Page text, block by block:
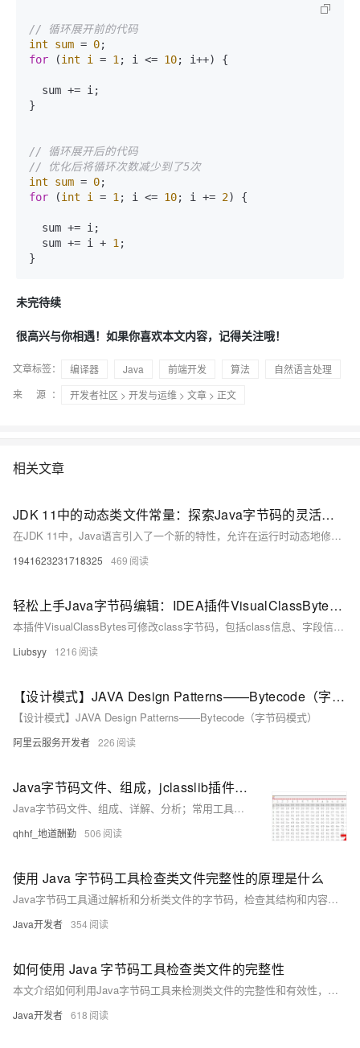
// 循环展开前的代码
int
sum = 0
for (int i = 1 ; i <= 10; i++) {
}
// 循环展开后的代码
// 优化后将循环次数减少到了5次
int
sum = 0
for (int i = 1 ; i <= 10; i += 2) {
  sum += i +
1 ;
未完待续
很高兴与你相遇！如果你喜欢本文内容，记得关注哦！
文章标签： 编译器 Java 前端开发 算法
自然语言处理
来 源：
开发者社区 > 开发与运维 > 文章 > 正文
相关文章
JDK 11中的动态类文件常量：探索Java字节码的灵活性与动态性
在JDK 11中，Java语言引入了一个新的特性，允许在运行时动态地修改类文件常量。这一特性为Java开发者提供了更大的灵活性，使他们能够根据需要在运行时更改类文件中的常量值。本文将深入探讨动态类文件常量的工作原理、优点、限制以及在实际项目中的应用。
1941623231718325 469
轻松上手Java字节码编辑：IDEA插件VisualClassBytes全方位解析
本插件VisualClassBytes可修改class字节码，包括class信息、字段信息、内部类，常量池和方法等。
Liubsyy 1216
【设计模式】JAVA Design Patterns——Bytecode（字节码模式）
【设计模式】JAVA Design Patterns——Bytecode（字节码模式）
阿里云服务开发者 226
Java字节码文件、组成，jclasslib插件、阿里arthas工具，Java注解
Java字节码文件、组成、详解、分析；常用工具，jclasslib插件、阿里arthas工具；如何定位线上问题；Java注解
qhhf_地道酬勤 506
使用 Java 字节码工具检查类文件完整性的原理是什么
Java字节码工具通过解析和分析类文件的字节码，检查其结构和内容是否符合Java虚拟机规范，确保类文件的完整性和合法性，防止恶意代码或损坏的类文件影响程序运行。
Java开发者 354
如何使用 Java 字节码工具检查类文件的完整性
本文介绍如何利用Java字节码工具来检测类文件的完整性和有效性，确保类文件未被篡改或损坏，适用于开发和维护阶段的代码质量控制。
Java开发者 618